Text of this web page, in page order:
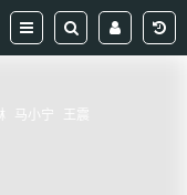
马小宁
王震